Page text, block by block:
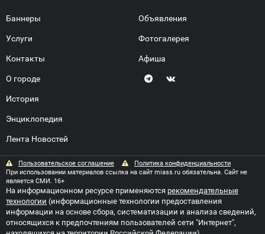
Баннеры
Услуги
Контакты
О городе
История
Энциклопедия
Лента Новостей
Объявления
Фотогалерея
Афиша
Пользовательское соглашение
Политика конфиденциальности
При использовании материалов ссылка на сайт miass.ru обязательна. Сайт не
является СМИ. 16+
На информационном ресурсе применяются рекомендательные
технологии (информационные технологии предоставления
информации на основе сбора, систематизации и анализа сведений,
относящихся к предпочтениям пользователей сети "Интернет",